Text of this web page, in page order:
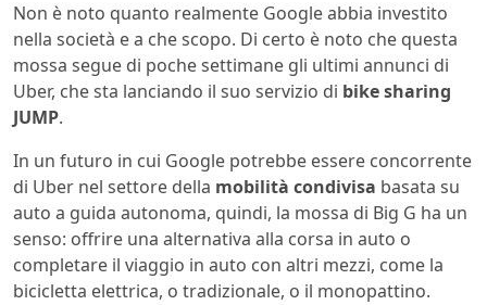
Non è noto quanto realmente Google abbia investito
nella società e a che scopo. Di certo è noto che questa
mossa segue di poche settimane gli ultimi annunci di
Uber, che sta lanciando il suo servizio di bike sharing
JUMP.
In un futuro in cui Google potrebbe essere concorrente
di Uber nel settore della mobilità condivisa basata su
auto a guida autonoma, quindi, la mossa di Big G ha un
senso: offrire una alternativa alla corsa in auto o
completare il viaggio in auto con altri mezzi, come la
bicicletta elettrica, o tradizionale, o il monopattino.